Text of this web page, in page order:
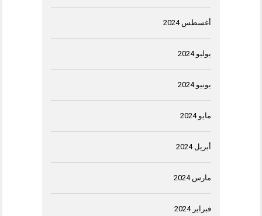
أغسطس 2024
يوليو 2024
يونيو 2024
مايو 2024
أبريل 2024
مارس 2024
فبراير 2024